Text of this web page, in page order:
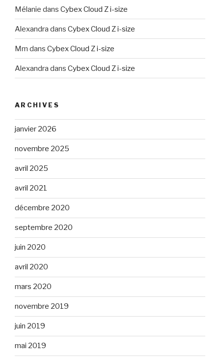
Mélanie dans Cybex Cloud Z i-size
Alexandra dans Cybex Cloud Z i-size
Mm dans Cybex Cloud Z i-size
Alexandra dans Cybex Cloud Z i-size
ARCHIVES
janvier 2026
novembre 2025
avril 2025
avril 2021
décembre 2020
septembre 2020
juin 2020
avril 2020
mars 2020
novembre 2019
juin 2019
mai 2019